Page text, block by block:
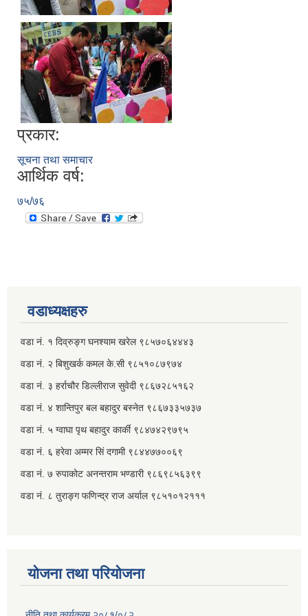
प्रकार:
सूचना तथा समाचार
आर्थिक वर्ष:
७५/७६
वडाध्यक्षहरु
वडा नं. १ दिव्रुङ्ग घनश्याम खरेल ९८५७०६४४४३
वडा नं. २ ‌‍बिशुखर्क कमल के.सी ९८५१०८७९७४
वडा नं. ३ हर्राचौर डिल्लीराज सुवेदी ९८६७२८५१६२
वडा नं. ४ शान्तिपुर बल बहादुर बस्नेत​ ९८६७३३५७३७
वडा नं. ५ ग्वाघा पृथ बहादुर कार्की ९८४७४२९७९५
वडा नं. ६ हरेवा अम्मर सिं दगामी​ ९८४४७७००६९
वडा नं. ७ ‌‍रुपाकोट अनन्तराम भण्डारी ९८६९८५६३९९
वडा नं. ८ तुराङ्ग फणिन्द्र राज अर्याल ९८५१०१२१११
योजना तथा परियोजना